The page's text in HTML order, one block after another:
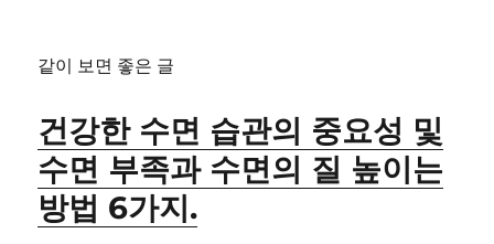
같이 보면 좋은 글
건강한 수면 습관의 중요성 및
수면 부족과 수면의 질 높이는
방법 6가지.